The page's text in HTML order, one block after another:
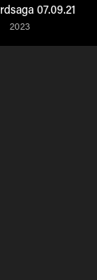
07.09.21
2023